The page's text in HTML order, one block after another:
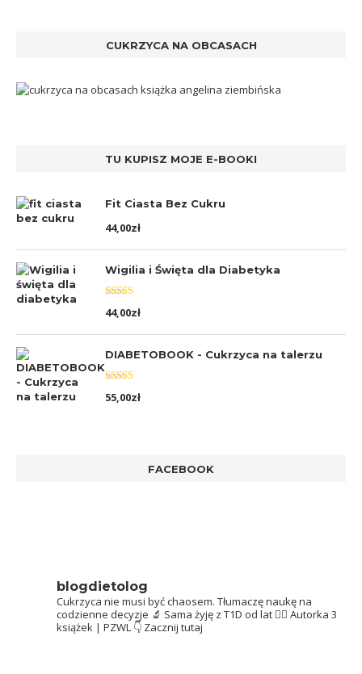
CUKRZYCA NA OBCASACH
TU KUPISZ MOJE E-BOOKI
Fit Ciasta Bez Cukru
44,00zł
Wigilia i Święta dla Diabetyka
Oceniono
5.00na 5
44,00zł
DIABETOBOOK - Cukrzyca na talerzu
Oceniono
5.00na 5
55,00zł
FACEBOOK
blogdietolog
Cukrzyca nie musi być chaosem. Tłumaczę naukę na
codzienne decyzje 🔬 Sama żyję z T1D od lat 👩‍⚕️ Autorka 3
książek | PZWL 👇 Zacznij tutaj